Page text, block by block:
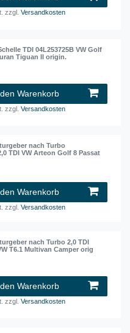
zzgl.Versandkosten
TDI 04L253725B VW Golf
Tiguan II origin.
Warenkorb
zzgl.Versandkosten
nach Turbo
TDI VW Arteon Golf 8 Passat
Warenkorb
zzgl.Versandkosten
nach Turbo 2,0 TDI
T6.1 Multivan Camper orig
Warenkorb
zzgl.Versandkosten